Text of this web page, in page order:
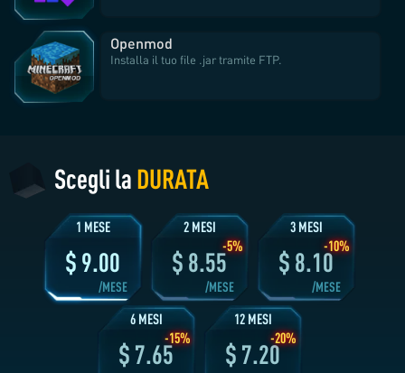
Openmod
Installa il tuo file .jar tramite FTP.
Scegli la DURATA